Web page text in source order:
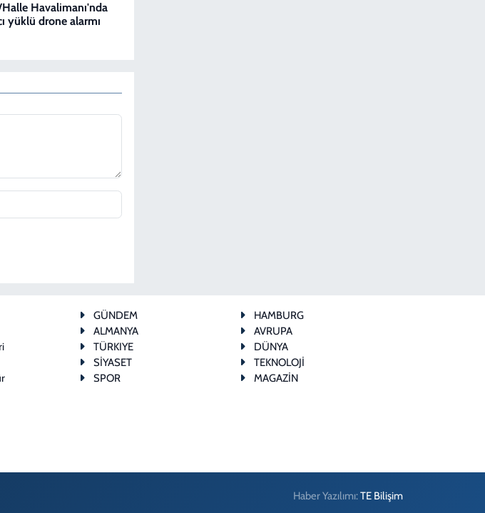
Havalimanı'nda
yüklü drone alarmı
GÜNDEM
HAMBURG
ALMANYA
AVRUPA
TÜRKIYE
DÜNYA
SİYASET
TEKNOLOJİ
SPOR
MAGAZİN
Haber Yazılımı:TE Bilişim